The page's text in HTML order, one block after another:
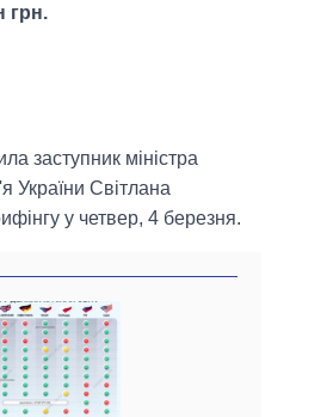
грн.
заступник міністра
України Світлана
у четвер, 4 березня.